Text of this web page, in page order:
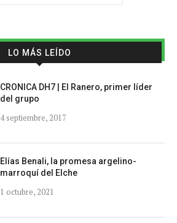
LO MÁS LEÍDO
CRONICA DH7 | El Ranero, primer líder
del grupo
4 septiembre, 2017
Elías Benali, la promesa argelino-
marroquí del Elche
1 octubre, 2021